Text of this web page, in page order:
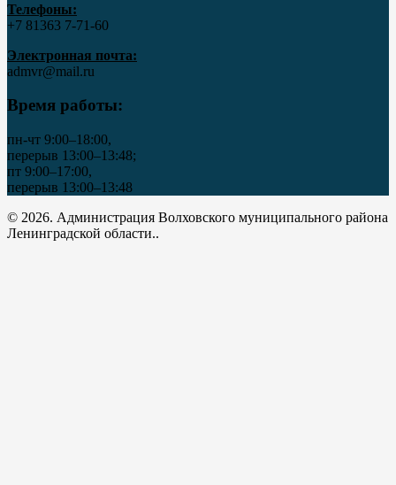
Телефоны:
+7 81363 7‑71-60
Электронная почта:
admvr@mail.ru
Время работы:
пн-чт 9:00–18:00,
перерыв 13:00–13:48;
пт 9:00–17:00,
перерыв 13:00–13:48
© 2026. Администрация Волховского муниципального района
Ленинградской области..